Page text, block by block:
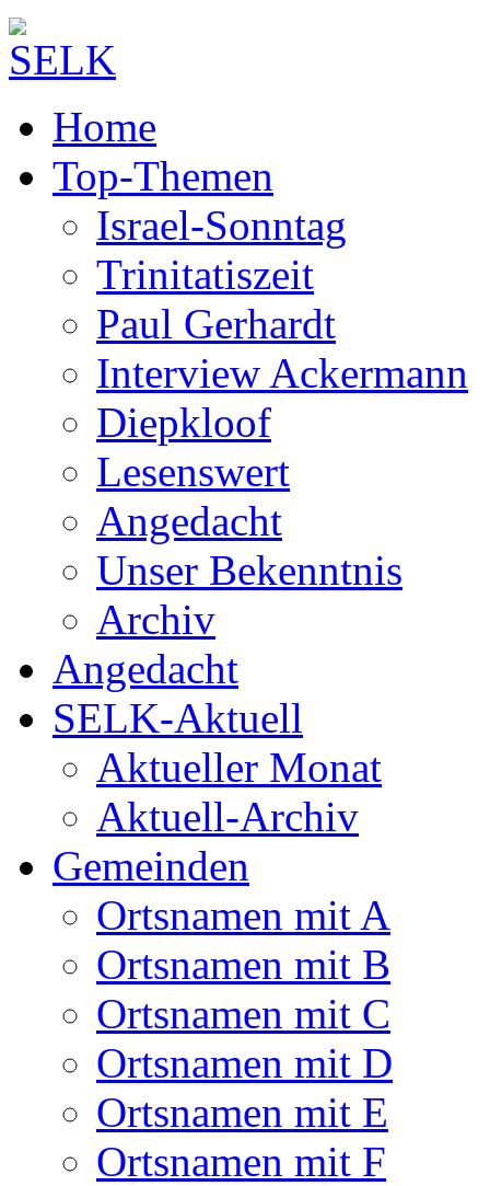
Home
Top-Themen
Israel-Sonntag
Trinitatiszeit
Paul Gerhardt
Interview Ackermann
Diepkloof
Lesenswert
Angedacht
Unser Bekenntnis
Archiv
Angedacht
SELK-Aktuell
Aktueller Monat
Aktuell-Archiv
Gemeinden
Ortsnamen mit A
Ortsnamen mit B
Ortsnamen mit C
Ortsnamen mit D
Ortsnamen mit E
Ortsnamen mit F